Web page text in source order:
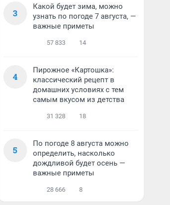
3
Какой будет зима, можно
узнать по погоде 7 августа, —
важные приметы
57 833 14
4
Пирожное «Картошка»:
классический рецепт в
домашних условиях с тем
самым вкусом из детства
31 328 18
5
По погоде 8 августа можно
определить, насколько
дождливой будет осень —
важные приметы
28 666 8